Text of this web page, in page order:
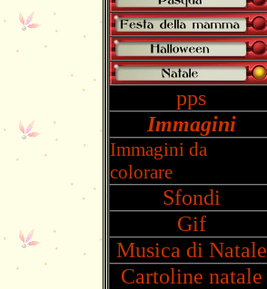
pps
Immagini
Immagini da
colorare
Sfondi
Gif
Musica di Natale
Cartoline natale